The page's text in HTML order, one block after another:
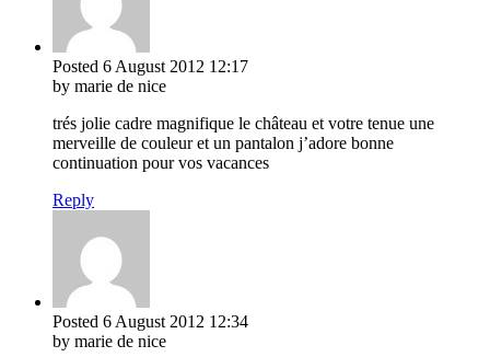
Posted 6 August 2012 12:17
by marie de nice
trés jolie cadre magnifique le château et votre tenue une
merveille de couleur et un pantalon j’adore bonne
continuation pour vos vacances
Reply
Posted 6 August 2012 12:34
by marie de nice